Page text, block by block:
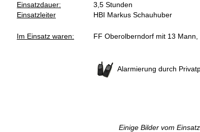
Einsatzdauer:
3,5 Stunden
Einsatzleiter
HBI Markus Schauhuber
Im Einsatz waren: FF Oberolberndorf mit 13
Alarmierung durch
Einige Bilder vom